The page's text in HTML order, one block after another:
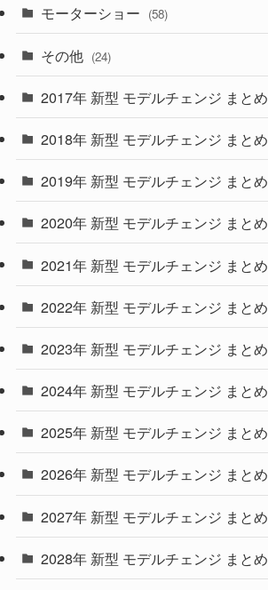
(9)
(4)
(30)
(27)
(26)
(33)
(10)
(35)
(10)
(9)
(22)
(4)
(9)
(4)
(1)
モーターショー (58)
その他 (24)
2017年 新型 モデルチェンジ まとめ
2018年 新型 モデルチェンジ まとめ
2019年 新型 モデルチェンジ まとめ
2020年 新型 モデルチェンジ まとめ
2021年 新型 モデルチェンジ まとめ
2022年 新型 モデルチェンジ まとめ
2023年 新型 モデルチェンジ まとめ
2024年 新型 モデルチェンジ まとめ
2025年 新型 モデルチェンジ まとめ
2026年 新型 モデルチェンジ まとめ
2027年 新型 モデルチェンジ まとめ
2028年 新型 モデルチェンジ まとめ